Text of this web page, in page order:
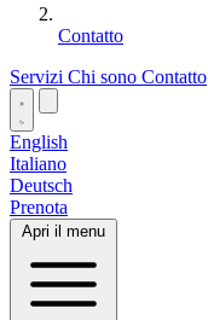
Contatto
Servizi Chi sono Contatto
English
Italiano
Deutsch
Prenota
Apri il menu